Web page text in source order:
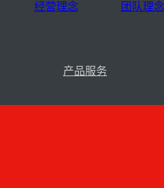
经营理念 团队理念
产品服务